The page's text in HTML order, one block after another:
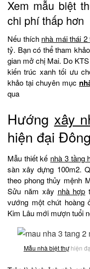
Xem mẫu biệt
chi phí thấp hơn
Nếu thích nhà mái thái 2
tỷ. Bạn có thể tham
gian mở chị Mai. Do
kiến trúc xanh tối ưu
khảo tại chuyên mục
qua
Hướng xây
hiện đại
Mẫu thiết kế nhà 3 tầng
sàn xây dựng 100m2.
theo phong thủy mệnh
Sửu năm xây nhà hợp
vướng một chút hoàng
Kim Lâu mới mượn tuổi
Mẫu nhà biệt thựhiện